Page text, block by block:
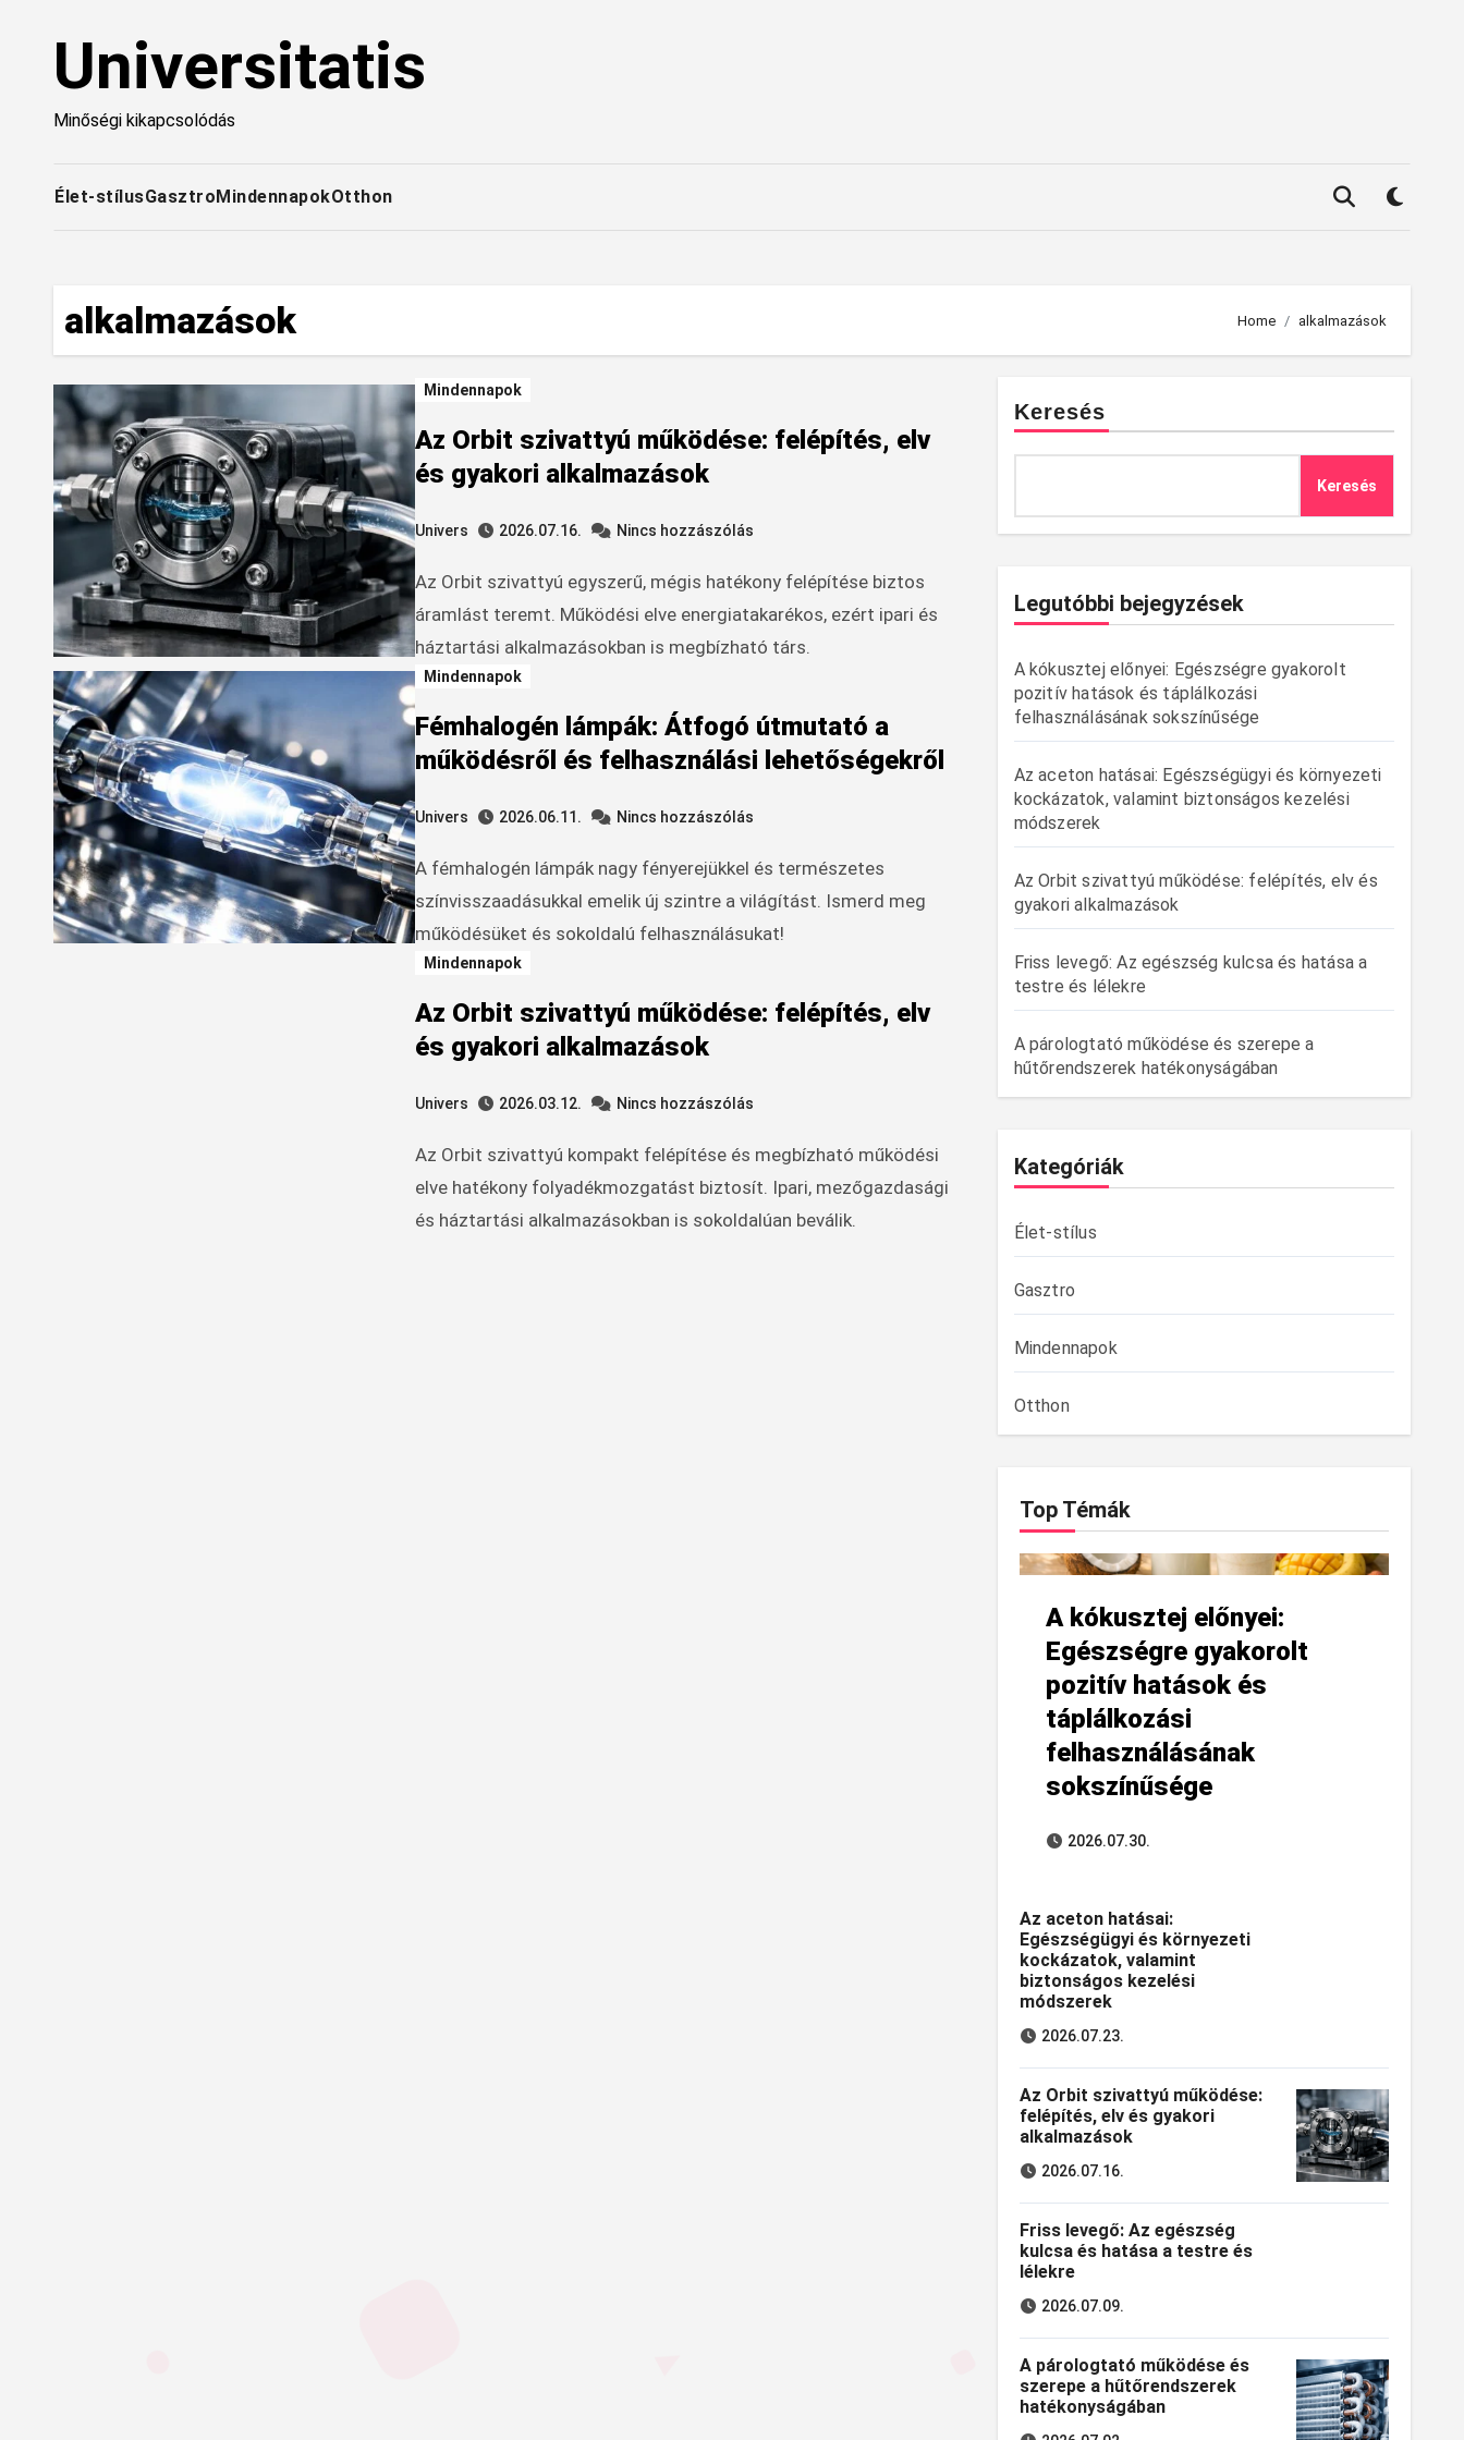
contentUniversitatis
Minőségi kikapcsolódás
Élet-stílusGasztroMindennapokOtthon
alkalmazások Home alkalmazások
Mindennapok
Az Orbit szivattyú működése: felépítés, elv
és gyakori alkalmazások
Univers 2026.07.16. Nincs hozzászólás
Az Orbit szivattyú egyszerű, mégis hatékony felépítése biztos
áramlást teremt. Működési elve energiatakarékos, ezért ipari és
háztartási alkalmazásokban is megbízható társ.
Mindennapok
Fémhalogén lámpák: Átfogó útmutató a
működésről és felhasználási lehetőségekről
Univers 2026.06.11. Nincs hozzászólás
A fémhalogén lámpák nagy fényerejükkel és természetes
színvisszaadásukkal emelik új szintre a világítást. Ismerd meg
működésüket és sokoldalú felhasználásukat!
Mindennapok
Az Orbit szivattyú működése: felépítés, elv
és gyakori alkalmazások
Univers 2026.03.12. Nincs hozzászólás
Az Orbit szivattyú kompakt felépítése és megbízható működési
elve hatékony folyadékmozgatást biztosít. Ipari, mezőgazdasági
és háztartási alkalmazásokban is sokoldalúan beválik.
Keresés
Keresés
Legutóbbi bejegyzések
A kókusztej előnyei: Egészségre gyakorolt
pozitív hatások és táplálkozási
felhasználásának sokszínűsége
Az aceton hatásai: Egészségügyi és környezeti
kockázatok, valamint biztonságos kezelési
módszerek
Az Orbit szivattyú működése: felépítés, elv és
gyakori alkalmazások
Friss levegő: Az egészség kulcsa és hatása a
testre és lélekre
A párologtató működése és szerepe a
hűtőrendszerek hatékonyságában
Kategóriák
Élet-stílus
Gasztro
Mindennapok
Otthon
Top Témák
A kókusztej előnyei:
Egészségre gyakorolt
pozitív hatások és
táplálkozási
felhasználásának
sokszínűsége
2026.07.30.
Az aceton hatásai:
Egészségügyi és környezeti
kockázatok, valamint
biztonságos kezelési
módszerek
2026.07.23.
Az Orbit szivattyú működése:
felépítés, elv és gyakori
alkalmazások
2026.07.16.
Friss levegő: Az egészség
kulcsa és hatása a testre és
lélekre
2026.07.09.
A párologtató működése és
szerepe a hűtőrendszerek
hatékonyságában